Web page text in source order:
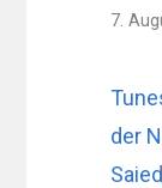
7.
der